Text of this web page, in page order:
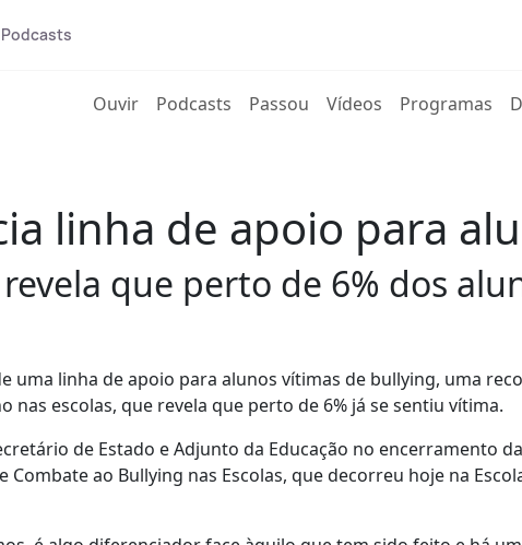
Podcasts
Ouvir(current)
Podcasts Passou Vídeos Programas
linha de apoio para
que perto de 6% dos
uma linha de apoio para alunos vítimas de bullying, uma
escolas, que revela que perto de 6% já se sentiu vítima.
de Estado e Adjunto da Educação no encerramento
ao Bullying nas Escolas, que decorreu hoje na